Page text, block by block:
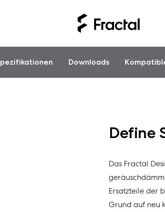
Downloads
Define
Das Fractal
Ersatzteile der
Grund auf neu